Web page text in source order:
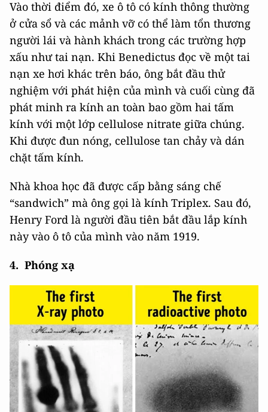
Vào thời điểm đó, xe ô tô có kính thông thường
ở cửa sổ và các mảnh vỡ có thể làm tổn thương
người lái và hành khách trong các trường hợp
xấu như tai nạn. Khi Benedictus đọc về một tai
nạn xe hơi khác trên báo, ông bắt đầu thử
nghiệm với phát hiện của mình và cuối cùng đã
phát minh ra kính an toàn bao gồm hai tấm
kính với một lớp cellulose nitrate giữa chúng.
Khi được đun nóng, cellulose tan chảy và dán
chặt tấm kính.
Nhà khoa học đã được cấp bằng sáng chế
“sandwich” mà ông gọi là kính Triplex. Sau đó,
Henry Ford là người đầu tiên bắt đầu lắp kính
này vào ô tô của mình vào năm 1919.
4. Phóng xạ